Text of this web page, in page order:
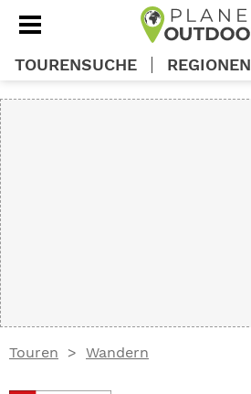
Touren Wandern
TOURENSUCHE REGIONEN